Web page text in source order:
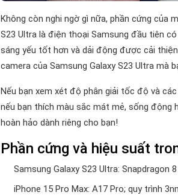
Không còn nghi ngờ gì nữa, phần cứng của
S23 Ultra là điện thoại Samsung đầu tiên
sáng yếu tốt hơn và dải động được cải
camera của Samsung Galaxy S23 Ultra mà
Nếu bạn xem xét độ phân giải tốc độ và
nếu bạn thích màu sắc mát mẻ, sống động
hoàn hảo dành riêng cho bạn!
Phần cứng và hiệu suất
Samsung Galaxy S23 Ultra: Snapdragon
iPhone 15 Pro Max: A17 Pro; quy trình